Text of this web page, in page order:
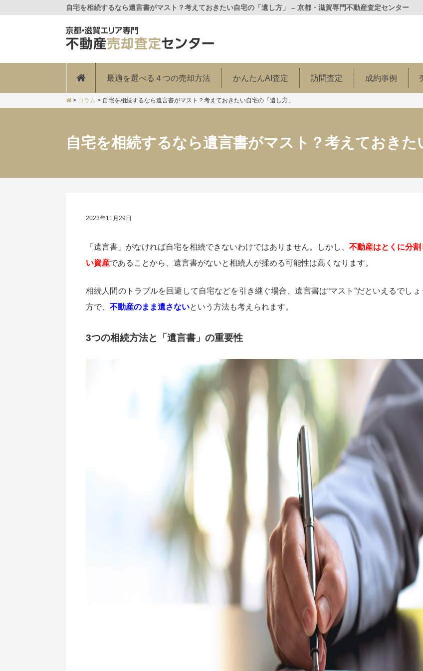
自宅を相続するなら遺言書がマスト？考えておきたい自宅の「遺し方」 – 京都・滋賀専門不動産査定センター
最適を選べる４つの売却方法 かんたんAI査定 訪問査定 成約事例
> コラム > 自宅を相続するなら遺言書がマスト？考えておきたい自宅の「遺し方」
自宅を相続するなら遺言書がマスト？考えておきた
2023年11月29日
「遺言書」がなければ自宅を相続できないわけではありません。しかし、 不動産はとくに分割
い資産であることから、遺言書がないと相続人が揉める可能性は高くなります。
相続人間のトラブルを回避して自宅などを引き継ぐ場合、遺言書は“マスト”だといえるでしょ
方で、 不動産のまま遺さないという方法も考えられます。
3つの相続方法と「遺言書」の重要性